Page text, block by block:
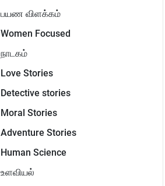
பயண விளக்கம்
Women Focused
நாடகம்
Love Stories
Detective stories
Moral Stories
Adventure Stories
Human Science
உளவியல்